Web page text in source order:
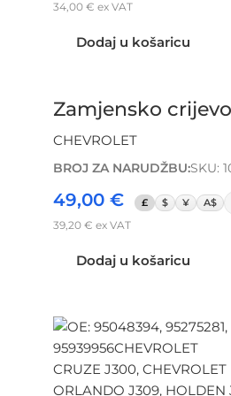
34,00 € ex VAT
Dodaj u košaricu
Zamjensko
CHEVROLET
BROJ ZA NARUDŽBU:SKU:
49,00 € £ $ ¥ A$
39,20 € ex VAT
Dodaj u košaricu